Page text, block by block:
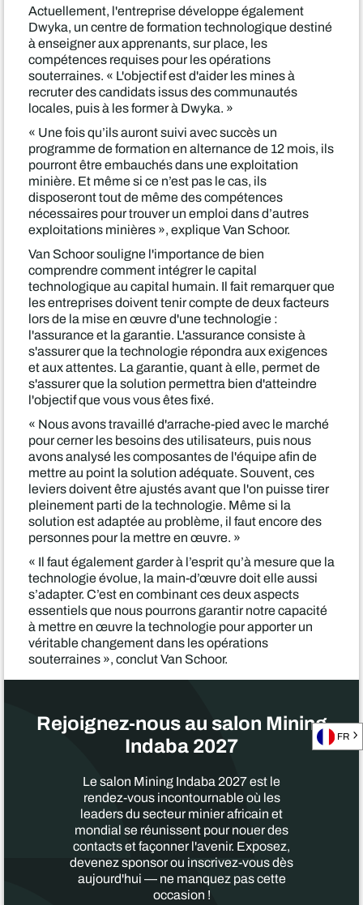
Actuellement, l'entreprise développe également
Dwyka, un centre de formation technologique destiné
à enseigner aux apprenants, sur place, les
compétences requises pour les opérations
souterraines. « L'objectif est d'aider les mines à
recruter des candidats issus des communautés
locales, puis à les former à Dwyka. »
« Une fois qu’ils auront suivi avec succès un
programme de formation en alternance de 12 mois, ils
pourront être embauchés dans une exploitation
minière. Et même si ce n’est pas le cas, ils
disposeront tout de même des compétences
nécessaires pour trouver un emploi dans d’autres
exploitations minières », explique Van Schoor.
Van Schoor souligne l'importance de bien
comprendre comment intégrer le capital
technologique au capital humain. Il fait remarquer que
les entreprises doivent tenir compte de deux facteurs
lors de la mise en œuvre d'une technologie :
l'assurance et la garantie. L'assurance consiste à
s'assurer que la technologie répondra aux exigences
et aux attentes. La garantie, quant à elle, permet de
s'assurer que la solution permettra bien d'atteindre
l'objectif que vous vous êtes fixé.
« Nous avons travaillé d'arrache-pied avec le marché
pour cerner les besoins des utilisateurs, puis nous
avons analysé les composantes de l'équipe afin de
mettre au point la solution adéquate. Souvent, ces
leviers doivent être ajustés avant que l'on puisse tirer
pleinement parti de la technologie. Même si la
solution est adaptée au problème, il faut encore des
personnes pour la mettre en œuvre. »
« Il faut également garder à l’esprit qu’à mesure que la
technologie évolue, la main-d’œuvre doit elle aussi
s’adapter. C’est en combinant ces deux aspects
essentiels que nous pourrons garantir notre capacité
à mettre en œuvre la technologie pour apporter un
véritable changement dans les opérations
souterraines », conclut Van Schoor.
Rejoignez-nous au salon Mining
Indaba 2027
Le salon Mining Indaba 2027 est le
rendez-vous incontournable où les
leaders du secteur minier africain et
mondial se réunissent pour nouer des
contacts et façonner l'avenir. Exposez,
devenez sponsor ou inscrivez-vous dès
aujourd'hui — ne manquez pas cette
occasion !
FR